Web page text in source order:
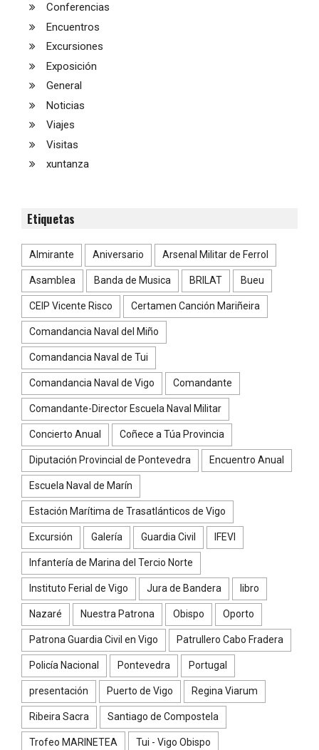
Conferencias
Encuentros
Excursiones
Exposición
General
Noticias
Viajes
Visitas
xuntanza
Etiquetas
Almirante Aniversario Arsenal Militar de Ferrol
Asamblea Banda de Musica BRILAT Bueu
CEIP Vicente Risco Certamen Canción Mariñeira
Comandancia Naval del Miño
Comandancia Naval de Tui
Comandancia Naval de Vigo Comandante
Comandante-Director Escuela Naval Militar
Concierto Anual Coñece a Túa Provincia
Diputación Provincial de Pontevedra Encuentro Anual
Escuela Naval de Marín
Estación Marítima de Trasatlánticos de Vigo
Excursión Galería Guardia Civil IFEVI
Infantería de Marina del Tercio Norte
Instituto Ferial de Vigo Jura de Bandera libro
Nazaré Nuestra Patrona Obispo Oporto
Patrona Guardia Civil en Vigo Patrullero Cabo Fradera
Policía Nacional Pontevedra Portugal
presentación Puerto de Vigo Regina Viarum
Ribeira Sacra Santiago de Compostela
Trofeo MARINETEA Tui - Vigo Obispo